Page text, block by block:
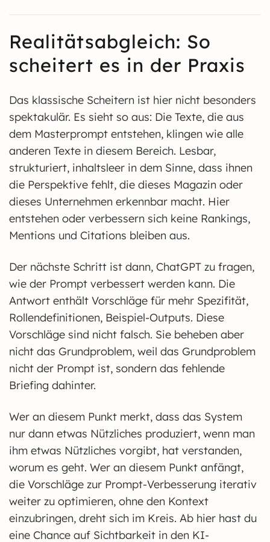
Realitätsabgleich: So
scheitert es in der Praxis
Das klassische Scheitern ist hier nicht besonders
spektakulär. Es sieht so aus: Die Texte, die aus
dem Masterprompt entstehen, klingen wie alle
anderen Texte in diesem Bereich. Lesbar,
strukturiert, inhaltsleer in dem Sinne, dass ihnen
die Perspektive fehlt, die dieses Magazin oder
dieses Unternehmen erkennbar macht. Hier
entstehen oder verbessern sich keine Rankings,
Mentions und Citations bleiben aus.
Der nächste Schritt ist dann, ChatGPT zu fragen,
wie der Prompt verbessert werden kann. Die
Antwort enthält Vorschläge für mehr Spezifität,
Rollendefinitionen, Beispiel-Outputs. Diese
Vorschläge sind nicht falsch. Sie beheben aber
nicht das Grundproblem, weil das Grundproblem
nicht der Prompt ist, sondern das fehlende
Briefing dahinter.
Wer an diesem Punkt merkt, dass das System
nur dann etwas Nützliches produziert, wenn man
ihm etwas Nützliches vorgibt, hat verstanden,
worum es geht. Wer an diesem Punkt anfängt,
die Vorschläge zur Prompt-Verbesserung iterativ
weiter zu optimieren, ohne den Kontext
einzubringen, dreht sich im Kreis. Ab hier hast du
eine Chance auf Sichtbarkeit in den KI-